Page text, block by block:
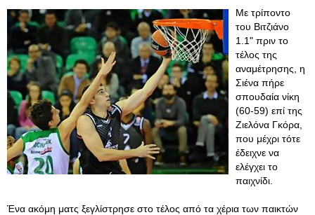
Με τρίποντο
του Βιτζιάνο
1.1" πριν το
τέλος της
αναμέτρησης, η
Σιένα πήρε
σπουδαία νίκη
(60-59) επί της
Ζιελόνα Γκόρα,
που μέχρι τότε
έδειχνε να
ελέγχει το
παιχνίδι.
Ένα ακόμη ματς ξεγλίστρησε στο τέλος από τα χέρια των παικτών